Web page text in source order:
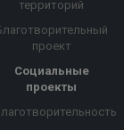
территорий
проект
Социальные
проекты